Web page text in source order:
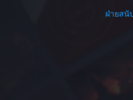
ฝ่ายสนั